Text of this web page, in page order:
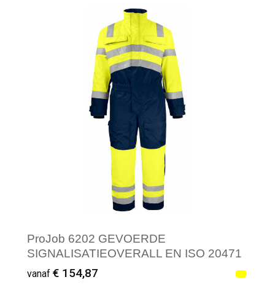
Minimale afname: 1
ProJob 6202 GEVOERDE
SIGNALISATIEOVERALL EN ISO 20471
KLASSE 3
vanaf € 154,87